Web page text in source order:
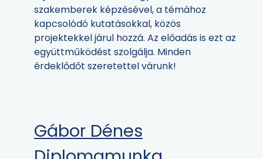
szakemberek képzésével, a témához
kapcsolódó kutatásokkal, közös
projektekkel járul hozzá. Az előadás is ezt az
együttműködést szolgálja. Minden
érdeklődőt szeretettel várunk!
Gábor Dénes